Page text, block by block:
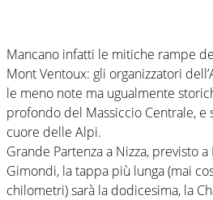
Mancano infatti le mitiche rampe
Mont Ventoux: gli organizzatori
le meno note ma ugualmente
profondo del Massiccio Centrale, e
cuore delle Alpi.
Grande Partenza a Nizza, previsto a
Gimondi, la tappa più lunga (mai
chilometri) sarà la dodicesima, la